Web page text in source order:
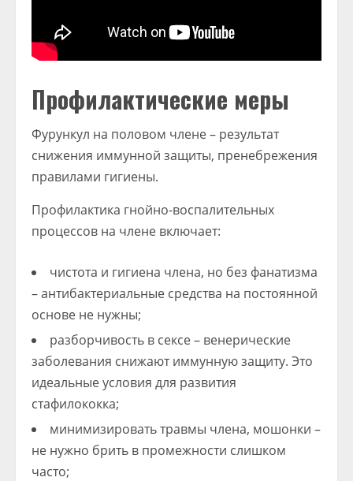
Профилактические меры
Фурункул на половом члене – результат
снижения иммунной защиты, пренебрежения
правилами гигиены.
Профилактика гнойно-воспалительных
процессов на члене включает:
чистота и гигиена члена, но без фанатизма
– антибактериальные средства на постоянной
основе не нужны;
разборчивость в сексе – венерические
заболевания снижают иммунную защиту. Это
идеальные условия для развития
стафилококка;
минимизировать травмы члена, мошонки –
не нужно брить в промежности слишком
часто;